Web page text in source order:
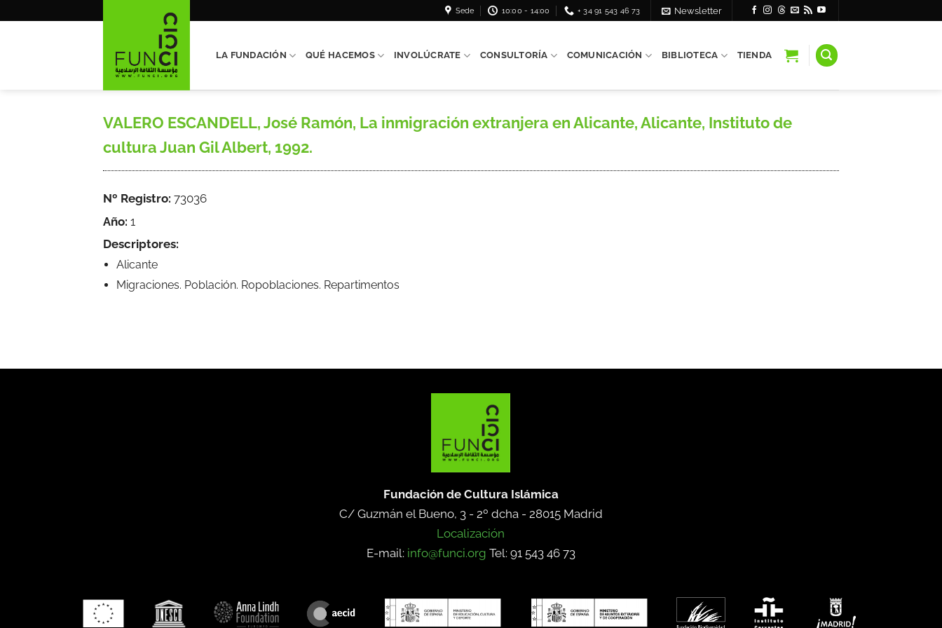
Sede 10:00 - 14:00 + 34 91 543 46 73 Newsletter
LA FUNDACIÓN QUÉ HACEMOS INVOLÚCRATE CONSULTORÍA COMUNICACIÓN BIBLIOTECA TIENDA
VALERO ESCANDELL, José Ramón, La inmigración extranjera en Alicante, Alicante, Instituto de
cultura Juan Gil Albert, 1992.
Nº Registro: 73036
Año: 1
Descriptores:
Alicante
Migraciones. Población. Ropoblaciones. Repartimentos
Fundación de Cultura Islámica
C/ Guzmán el Bueno, 3 - 2º dcha - 28015 Madrid
Localización
E-mail: info@funci.org Tel: 91 543 46 73